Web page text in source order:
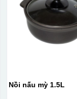
Nồi nấu mỳ 1.5L